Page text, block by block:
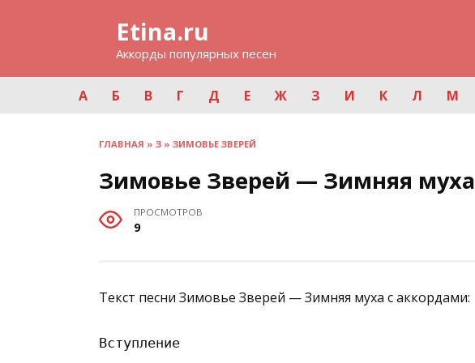
Etina.ru
Аккорды популярных песен
А Б В Г Д Е Ж З И К Л М
ГЛАВНАЯ » З » ЗИМОВЬЕ ЗВЕРЕЙ
Зимовье Зверей — Зимняя муха
ПРОСМОТРОВ
9
Текст песни Зимовье Зверей — Зимняя муха с аккордами:
Вступление